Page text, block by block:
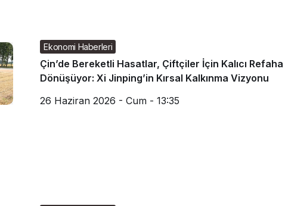
Ekonomi Haberleri
Çin’de Bereketli Hasatlar, Çiftçiler İçin Kalıcı Refaha
Dönüşüyor: Xi Jinping’in Kırsal Kalkınma Vizyonu
26 Haziran 2026 - Cum - 13:35